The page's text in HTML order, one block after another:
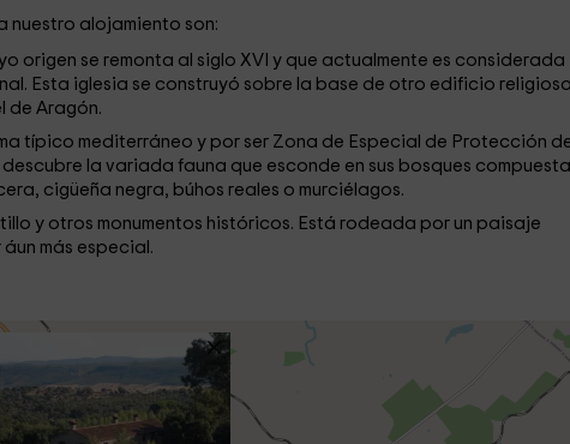
nuestro alojamiento son:
origen se remonta al siglo XVI y que actualmente es considerada
Esta iglesia se construyó sobre la base de otro edificio
de Aragón.
típico mediterráneo y por ser Zona de Especial de Protección
la variada fauna que esconde en sus bosques
cigüeña negra, búhos reales o murciélagos.
y otros monumentos históricos. Está rodeada por un paisaje
más especial.